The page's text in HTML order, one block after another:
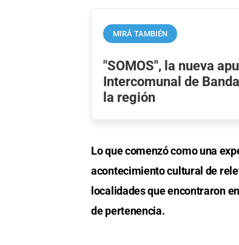
MIRÁ TAMBIÉN
"SOMOS", la nueva
Intercomunal de
la región
Lo que comenzó como una
acontecimiento cultural de
localidades que encontraron
de pertenencia.